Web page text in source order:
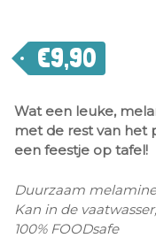
€9,90
Wat een leuke,
met de rest van het
een feestje op tafel!
Duurzaam
Kan in de
100% FOODsafe